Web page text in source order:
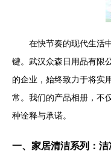
在快节奏的现代生活
键。武汉众森日用品有限
的企业，始终致力于将实
常。我们的产品相册，不
种诠释与承诺。
一、家居清洁系列：